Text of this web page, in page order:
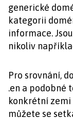
generické
kategorii
informace.
nikoliv
Pro srovnání,
.en a podobné
konkrétní
můžete se